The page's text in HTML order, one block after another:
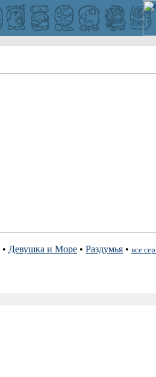
• Девушка и Море • Раздумья • все